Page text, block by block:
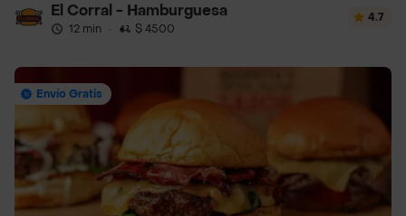
El Corral - Hamburguesa
12 min · $ 4500
4.7
Envío Gratis